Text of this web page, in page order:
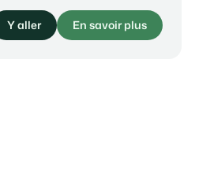
Y aller En savoir plus